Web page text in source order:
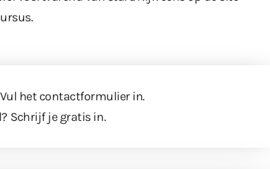
het contactformulierin.
Schrijf je gratis in.